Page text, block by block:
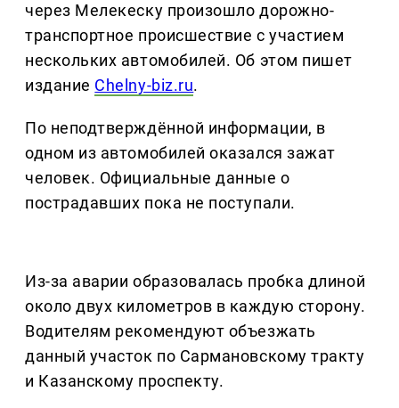
через Мелекеску произошло дорожно-
транспортное происшествие с участием
нескольких автомобилей. Об этом пишет
издание Chelny-biz.ru.
По неподтверждённой информации, в
одном из автомобилей оказался зажат
человек. Официальные данные о
пострадавших пока не поступали.
Из-за аварии образовалась пробка длиной
около двух километров в каждую сторону.
Водителям рекомендуют объезжать
данный участок по Сармановскому тракту
и Казанскому проспекту.